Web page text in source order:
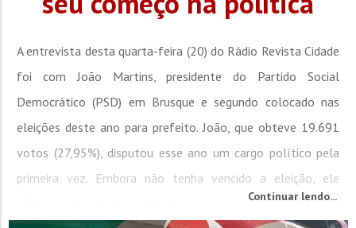
A entrevista desta quarta-feira (20) do Rádio Revista Cidade
foi com João Martins, presidente do Partido Social
Democrático (PSD) em Brusque e segundo colocado nas
eleições deste ano para prefeito. João, que obteve 19.691
votos (27,95%), disputou esse ano um cargo político pela
primeira vez. Embora não tenha vencido a eleição, ele
afirmou estar muito satisfeito com o resultado, tendo em
Continuar lendo...